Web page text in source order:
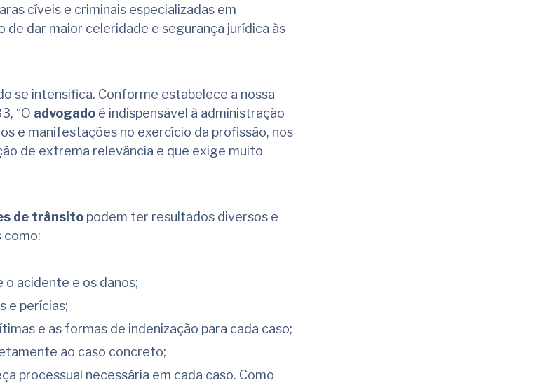
cíveis e criminais especializadas em
de dar maior celeridade e segurança jurídica às
se intensifica. Conforme estabelece a nossa
“O advogadoé indispensável à administração
e manifestações no exercício da profissão, nos
de extrema relevância e que exige muito
de trânsitopodem ter resultados diversos e
como:
o acidente e os danos;
e perícias;
e as formas de indenização para cada caso;
ao caso concreto;
processual necessária em cada caso. Como